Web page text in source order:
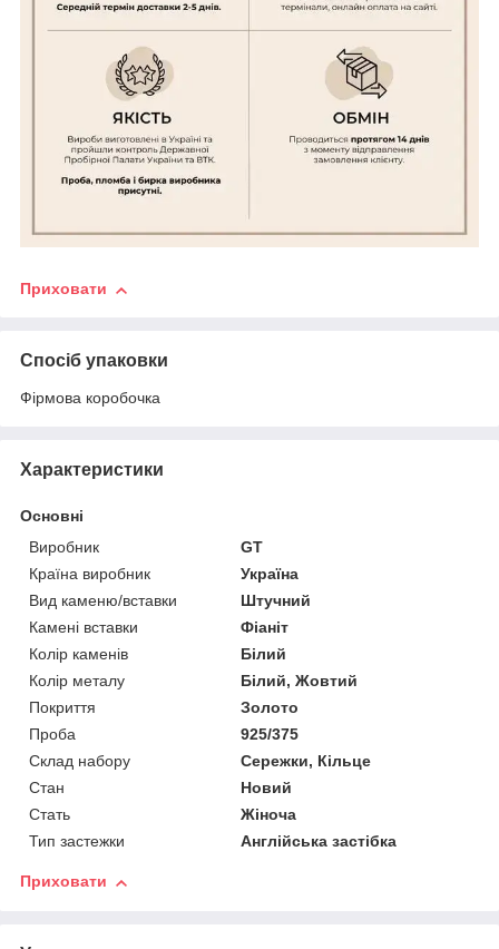
Приховати
Спосіб упаковки
Фірмова коробочка
Характеристики
Основні
Виробник
GT
Країна виробник
Україна
Вид каменю/вставки
Штучний
Камені вставки
Фіаніт
Колір каменів
Білий
Колір металу
Білий, Жовтий
Покриття
Золото
Проба
925/375
Склад набору
Сережки, Кільце
Стан
Новий
Стать
Жіноча
Тип застежки
Англійська застібка
Приховати